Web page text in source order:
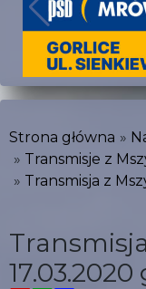
Strona główna
Transmisje z
Transmisja z